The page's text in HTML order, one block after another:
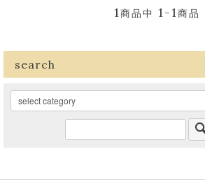
1商品中 1-1商品
search